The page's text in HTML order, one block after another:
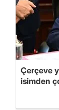
Çerçeve
isimden